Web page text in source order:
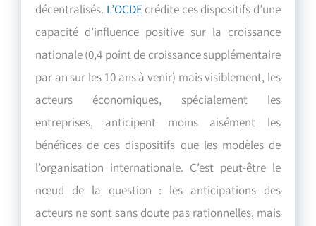
décentralisés. L’OCDE crédite ces dispositifs d’une
capacité d’influence positive sur la croissance
nationale (0,4 point de croissance supplémentaire
par an sur les 10 ans à venir) mais visiblement, les
acteurs économiques, spécialement les
entreprises, anticipent moins aisément les
bénéfices de ces dispositifs que les modèles de
l’organisation internationale. C’est peut-être le
nœud de la question : les anticipations des
acteurs ne sont sans doute pas rationnelles, mais